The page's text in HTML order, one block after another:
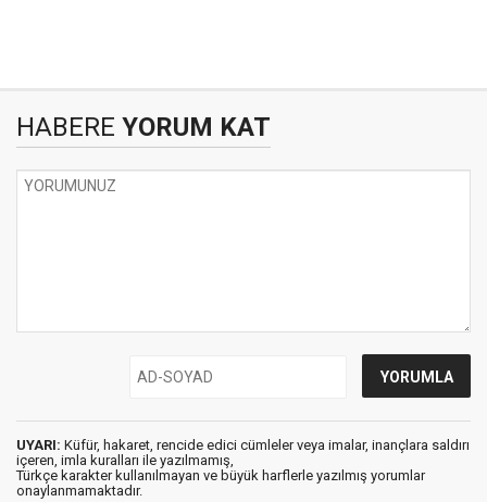
HABERE YORUM KAT
UYARI: Küfür, hakaret, rencide edici cümleler veya imalar, inançlara saldırı
içeren, imla kuralları ile yazılmamış,
Türkçe karakter kullanılmayan ve büyük harflerle yazılmış yorumlar
onaylanmamaktadır.